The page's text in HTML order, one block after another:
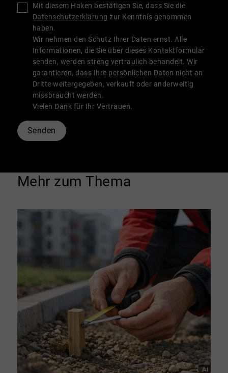
Mit diesem Haken bestätigen Sie, dass Sie die
Datenschutzerklärung zur Kenntnis genommen
haben.
Wir nehmen den Schutz Ihrer Daten ernst. Alle
Informationen, die Sie über dieses Kontaktformular
senden, werden streng vertraulich behandelt. Wir
garantieren, dass Ihre persönlichen Daten nicht an
Dritte weitergegeben, verkauft oder anderweitig
missbraucht werden.
Vielen Dank für Ihr Vertrauen.
Senden
Mehr zum Thema